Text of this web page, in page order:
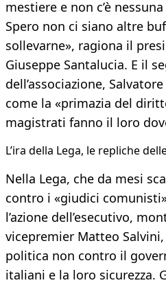
mestiere e non c’è
Spero non ci siano altre
sollevarne», ragiona il
Giuseppe Santalucia. E il
dell’associazione,
come la «primazia del
magistrati fanno il loro
L’ira della Lega, le repliche
Nella Lega, che da mesi
contro i «giudici
l’azione dell’esecutivo,
vicepremier Matteo Salvini,
politica non contro il
italiani e la loro sicurezza.